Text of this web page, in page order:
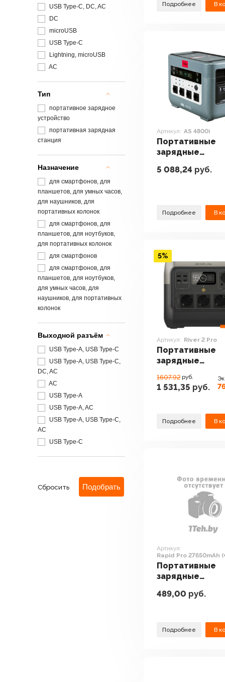
USB Type-C, DC, AC
DC
microUSB
USB Type-C
Lightning, microUSB
AC
Тип
портативное зарядное
устройство
портативная зарядная
станция
Назначение
для смартфонов, для
планшетов, для умных часов,
для наушников, для
портативных колонок
для смартфонов, для
планшетов, для ноутбуков,
для портативных колонок
для смартфонов
для смартфонов, для
планшетов, для ноутбуков,
для умных часов, для
наушников, для портативных
колонок
Выходной разъём
USB Type-A, USB Type-C
USB Type-A, USB Type-C,
DC, AC
AC
USB Type-A
USB Type-A, AC
USB Type-A, USB Type-C,
AC
USB Type-C
Сбросить
Подробнее В
Артикул: AS 4800i
Портативные
зарядные
4800i
5 088,24 руб.
Подробнее В
Артикул: River 2 Pro
Портативные
зарядные
River 2 Pro
1607.92 руб.
1 531,35 руб.
Подробнее В
5%
Артикул:
Rapid Pro 27650mAh
Портативные
зарядные
Rapid Pro
489,00 руб.
Подробнее В